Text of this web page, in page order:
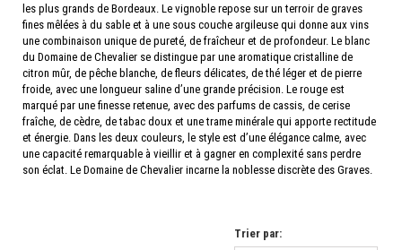
les plus grands de Bordeaux. Le vignoble repose sur un terroir de graves
fines mêlées à du sable et à une sous couche argileuse qui donne aux vins
une combinaison unique de pureté, de fraîcheur et de profondeur. Le blanc
du Domaine de Chevalier se distingue par une aromatique cristalline de
citron mûr, de pêche blanche, de fleurs délicates, de thé léger et de pierre
froide, avec une longueur saline d’une grande précision. Le rouge est
marqué par une finesse retenue, avec des parfums de cassis, de cerise
fraîche, de cèdre, de tabac doux et une trame minérale qui apporte rectitude
et énergie. Dans les deux couleurs, le style est d’une élégance calme, avec
une capacité remarquable à vieillir et à gagner en complexité sans perdre
son éclat. Le Domaine de Chevalier incarne la noblesse discrète des Graves.
Trier par: